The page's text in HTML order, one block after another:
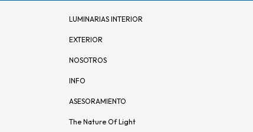
LUMINARIAS INTERIOR
EXTERIOR
NOSOTROS
INFO
ASESORAMIENTO
The Nature Of Light